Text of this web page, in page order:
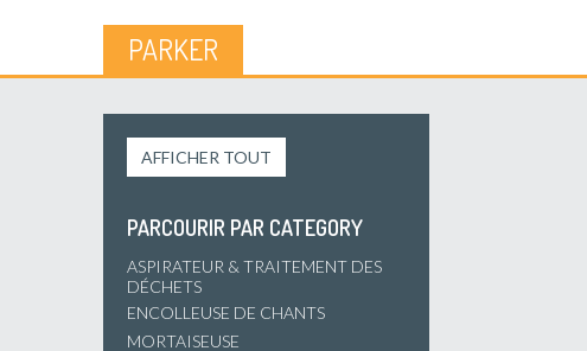
PARKER
AFFICHER TOUT
PARCOURIR PAR CATEGORY
ASPIRATEUR & TRAITEMENT DES
DÉCHETS
ENCOLLEUSE DE CHANTS
MORTAISEUSE